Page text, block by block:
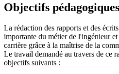
Objectifs pédagogiques
La rédaction des rapports et des
importante du métier de l'ingénieur
carrière grâce à la maîtrise de la
Le travail demandé au travers de ce
objectifs suivants :